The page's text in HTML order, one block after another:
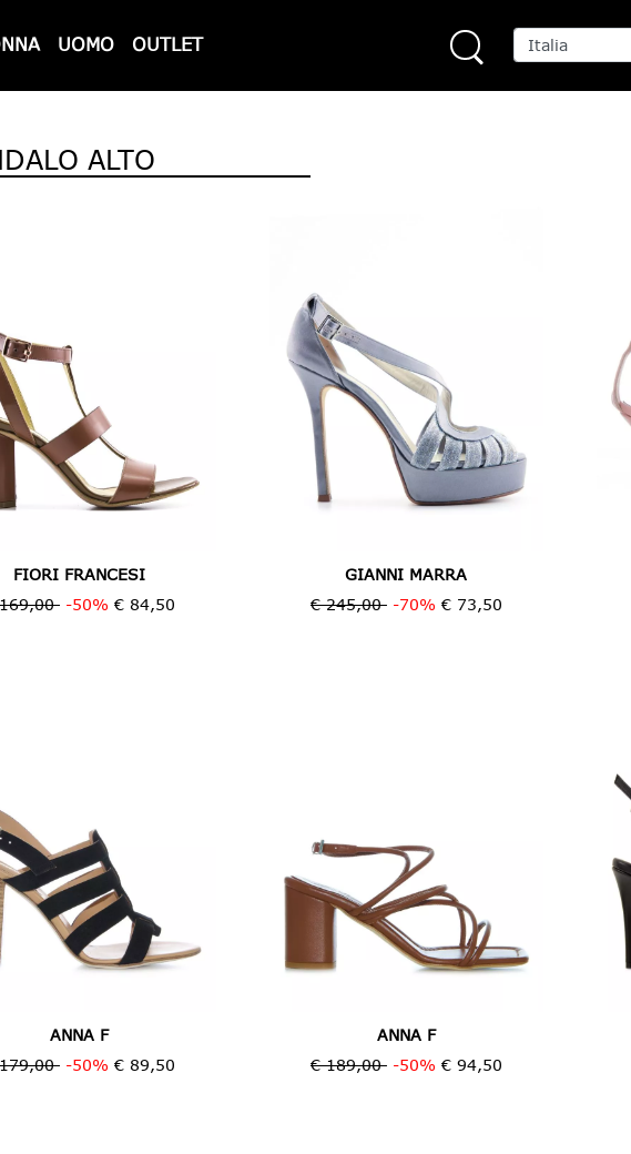
UOMO OUTLET
ALTO
FIORI FRANCESI
-50% € 84,50
GIANNI MARRA
€ 245,00-70% € 73,50
ANNA F
-50% € 89,50
ANNA F
€ 189,00-50% € 94,50